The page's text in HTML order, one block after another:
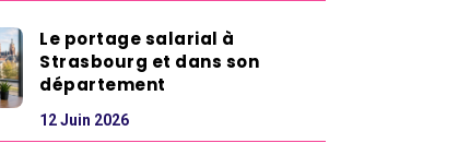
Le portage salarial à
Strasbourg et dans son
département
12 Juin 2026